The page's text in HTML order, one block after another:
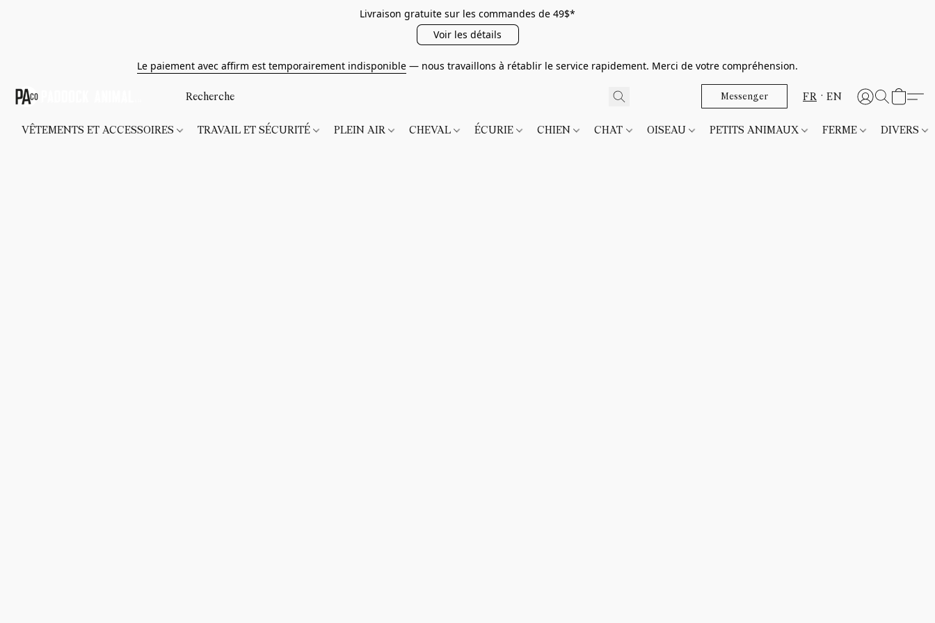
Livraison gratuite sur les commandes de 49$*
Voir les détails
Le paiement avec affirm est temporairement indisponible — nous travaillons à rétablir le service rapidement. Merci de votre compréhension.
Messenger FR EN
VÊTEMENTS ET ACCESSOIRES TRAVAIL ET SÉCURITÉ PLEIN AIR CHEVAL ÉCURIE CHIEN CHAT OISEAU PETITS ANIMAUX FERME DIVERS